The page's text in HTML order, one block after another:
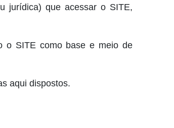
jurídica) que acessar o SITE,
o SITE como base e meio de
aqui dispostos.